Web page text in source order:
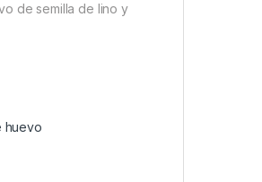
de semilla de lino y
huevo